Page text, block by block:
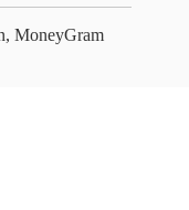
MoneyGram